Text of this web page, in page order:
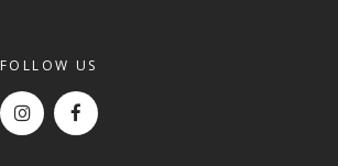
FOLLOW US